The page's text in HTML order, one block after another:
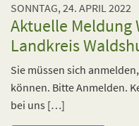
SONNTAG, 24. APRIL 2022
Aktuelle
Landkreis
Sie müssen sich
können. Bitte Anmelden.
bei uns […]